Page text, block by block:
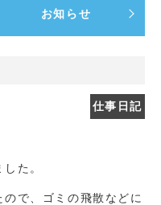
お知らせ
仕事日記
た。
で、ゴミの飛散などに